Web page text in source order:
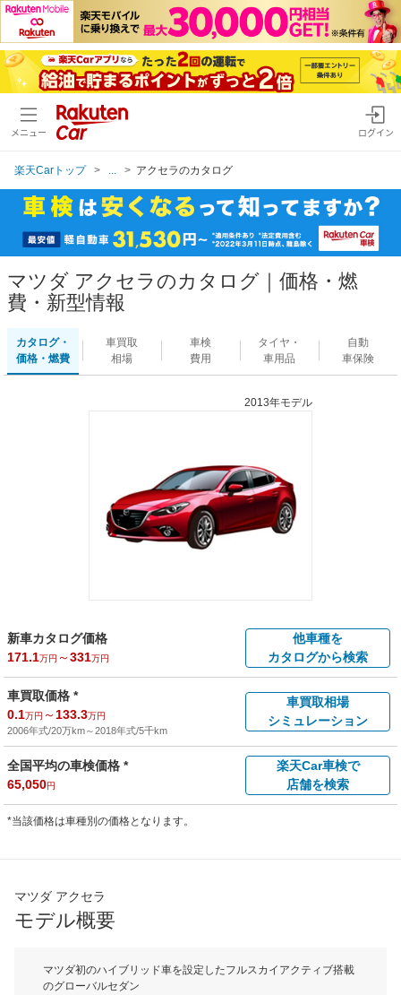
メニュー ログイン
楽天Carトップ アクセラのカタログ
マツダ アクセラのカタログ｜価格・燃
費・新型情報
カタログ・
価格・燃費
車買取
相場
車検
費用
タイヤ・
車用品
自動
車保険
2013年モデル
新車カタログ価格
171.1万円 ～331万円
他車種を
カタログから検索
車買取価格 *
0.1万円 ～ 133.3万円
2006年式/20万km～2018年式/5千km
車買取相場
シミュレーション
全国平均の車検価格 *
65,050円
楽天Car車検で
店舗を検索
*当該価格は車種別の価格となります。
マツダ アクセラ
モデル概要
マツダ初のハイブリッド車を設定したフルスカイアクティブ搭載
のグローバルセダン